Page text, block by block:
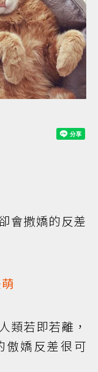
會撒嬌的反差
類若即若離，
傲嬌反差很可